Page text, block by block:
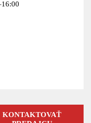
KONTAKTOVAŤ